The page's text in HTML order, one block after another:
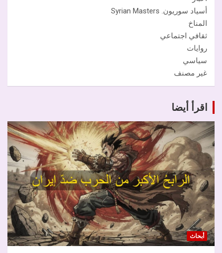
أسياد سوريون. Syrian Masters
المناخ
ثقافي اجتماعي
روايات
سياسي
غير مصنف
اقرأ أيضا
أبحاث